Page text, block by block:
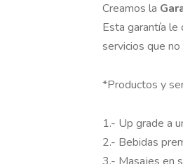
Creamos la
Esta garantía
servicios que
*Productos y
1.- Up grade a
2.- Bebidas